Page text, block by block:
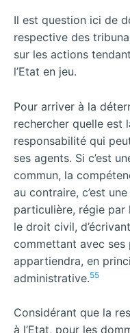
Il est question ici de
respective des
sur les actions
l’Etat en jeu.
Pour arriver à la
rechercher quelle est
responsabilité qui
ses agents. Si c’est
commun, la
au contraire, c’est
particulière, régie
le droit civil,
commettant avec ses
appartiendra, en
administrative.55
Considérant que la
à l’Etat, pour les